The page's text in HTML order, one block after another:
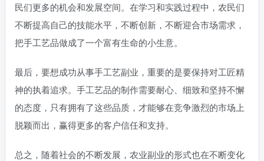
民们更多的机会和发展空间。在学习和实践过程中，农民们
不断提高自己的技能水平，不断创新，不断迎合市场需求，
把手工艺品做成了一个富有生命的小生意。
最后，要想成功从事手工艺副业，重要的是要保持对工匠精
神的执着追求。手工艺品的制作需要耐心、细致和坚持不懈
的态度，只有拥有了这些品质，才能够在竞争激烈的市场上
脱颖而出，赢得更多的客户信任和支持。
总之，随着社会的不断发展，农业副业的形式也在不断变化